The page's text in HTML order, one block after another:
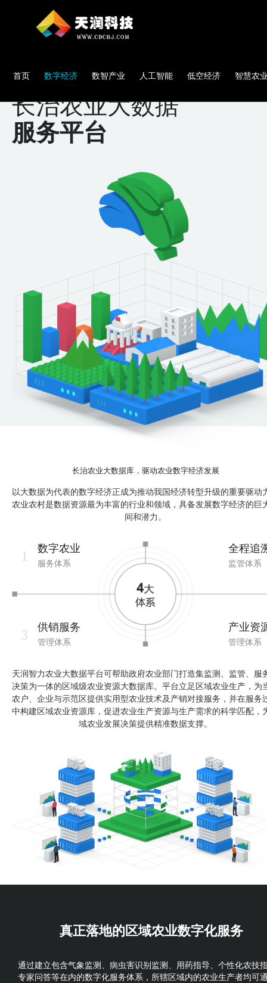
首页 数字经济 数智产业 人工智能 低空经济 智慧农
长治农业大数据
服务平台
长治农业大数据库，驱动农业数字经济发展
以大数据为代表的数字经济正成为推动我国经济转型升级的重要驱动
农业农村是数据资源最为丰富的行业和领域，具备发展数字经济的巨
间和潜力。
1 数字农业
服务体系
全程追
监管体系
3 供销服务
管理体系
产业资
管理体系
天润智力农业大数据平台可帮助政府农业部门打造集监测、监管、服
决策为一体的区域级农业资源大数据库。平台立足区域农业生产，为
农户、企业与示范区提供实用型农业技术及产销对接服务，并在服务
中构建区域农业资源库，促进农业生产资源与生产需求的科学匹配，
域农业发展决策提供精准数据支撑。
真正落地的区域农业数字化服务
通过建立包含气象监测、病虫害识别监测、用药指导、个性化农技
专家问答等在内的数字化服务体系，所辖区域内的农业生产者均可